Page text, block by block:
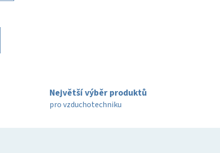
Největší výběr produktů
pro vzduchotechniku